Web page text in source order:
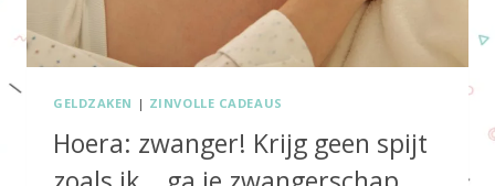
GELDZAKEN | ZINVOLLE CADEAUS
Hoera: zwanger! Krijg geen spijt